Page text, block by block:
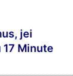
jei
Minute